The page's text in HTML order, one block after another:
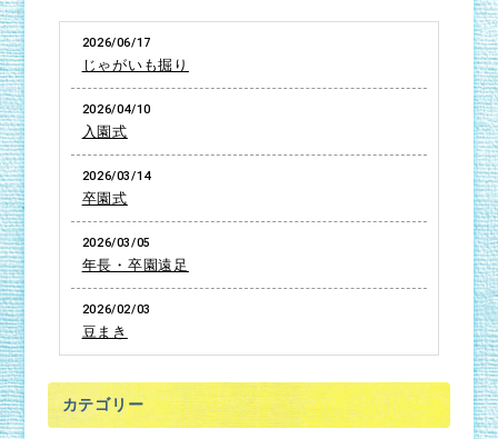
2026/06/17
じゃがいも掘り
2026/04/10
入園式
2026/03/14
卒園式
2026/03/05
年長・卒園遠足
2026/02/03
豆まき
カテゴリー